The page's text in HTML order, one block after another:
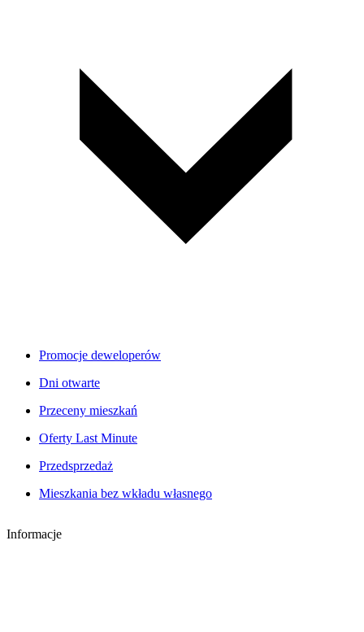
Promocje deweloperów
Dni otwarte
Przeceny mieszkań
Oferty Last Minute
Przedsprzedaż
Mieszkania bez wkładu własnego
Informacje